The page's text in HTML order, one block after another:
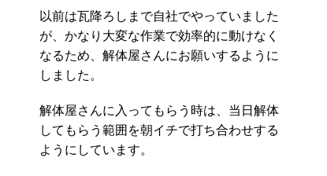
以前は瓦降ろしまで自社でやっていました
が、かなり大変な作業で効率的に動けなく
なるため、解体屋さんにお願いするように
しました。
解体屋さんに入ってもらう時は、当日解体
してもらう範囲を朝イチで打ち合わせする
ようにしています。